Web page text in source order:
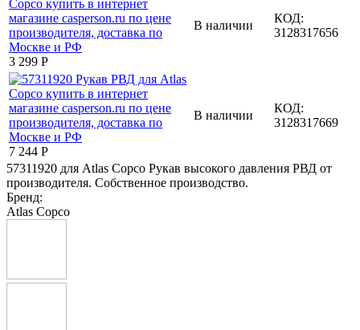
3 299 Р
В наличии
КОД:
3128317656
7 244 Р
В наличии
КОД:
3128317669
57311920 для Atlas Copco Рукав высокого давления РВД от
производителя. Собственное производство.
Бренд:
Atlas Copco